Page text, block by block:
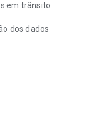
em trânsito
dos dados